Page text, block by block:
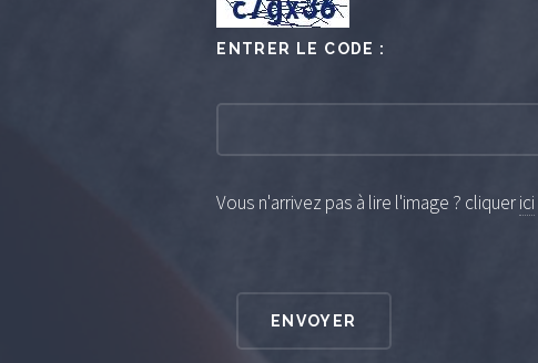
ENTRER LE CODE :
Vous n'arrivez pas à lire l'image ? cliquerici